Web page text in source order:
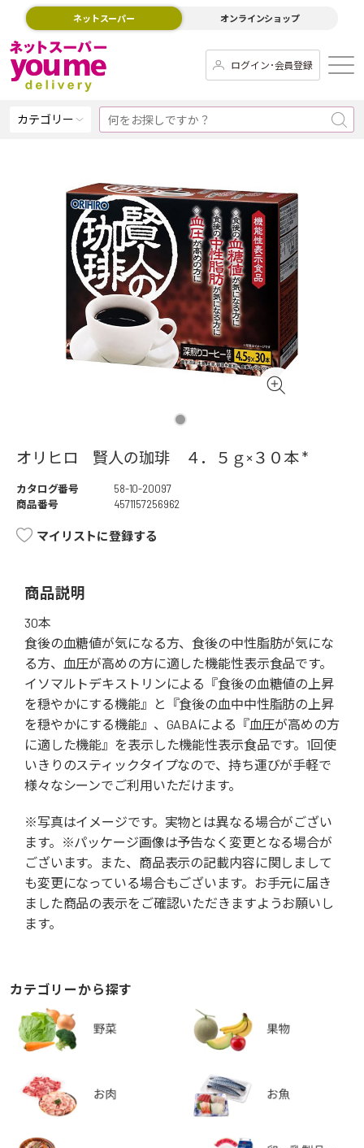
ネットスーパー オンラインショップ
ログイン･会員登録
カテゴリー
オリヒロ 賢人の珈琲 ４．５ｇ×３０本 *
カタログ番号
58-10-20097
商品番号
4571157256962
マイリストに登録する
商品説明
30本
食後の血糖値が気になる方、食後の中性脂肪が気にな
る方、血圧が高めの方に適した機能性表示食品です。
イソマルトデキストリンによる『食後の血糖値の上昇
を穏やかにする機能』と『食後の血中中性脂肪の上昇
を穏やかにする機能』、GABAによる『血圧が高めの方
に適した機能』を表示した機能性表示食品です。1回使
いきりのスティックタイプなので、持ち運びが手軽で
様々なシーンでご利用いただけます。
※写真はイメージです。実物とは異なる場合がござい
ます。※パッケージ画像は予告なく変更となる場合が
ございます。また、商品表示の記載内容に関しまして
も変更になっている場合もございます。お手元に届き
ました商品の表示をご確認いただきますようお願いし
ます。
カテゴリーから探す